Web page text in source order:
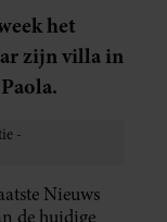
het
zijn villa in
Nieuws
de huidige